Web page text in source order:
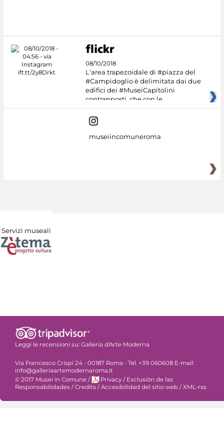
08/10/2018
L'area trapezoidale di #piazza del
#Campidoglio è delimitata dai due
edifici dei #MuseiCapitolini
contrapposti, che con le
museiincomuneroma
Servizi museali
Leggi le recensioni su: Galleria d'Arte Moderna
Via Francesco Crispi 24 - 00187 Roma - Tel. +39 060608 E-mail:
info@galleriaartemodernaroma.it
© 2017 Musei in Comune / Privacy / Exclusiòn de las
Responsabilidades / Credits / Accesibilidad del sitio web / XML-rss